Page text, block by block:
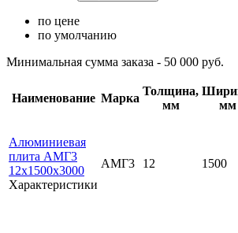
по цене
по умолчанию
Минимальная сумма заказа - 50 000 руб.
Наименование Марка
Толщина,
мм
мм
Алюминиевая
плита АМГ3
12х1500х3000
Характеристики
АМГ3 12 1500